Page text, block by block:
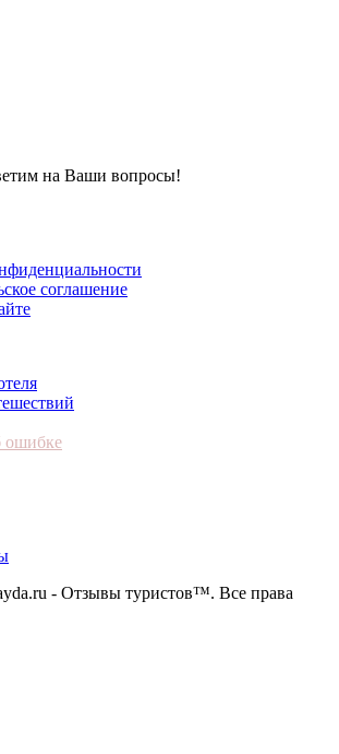
на Ваши вопросы!
соглашение
ошибке
- Отзывы туристов™. Все права